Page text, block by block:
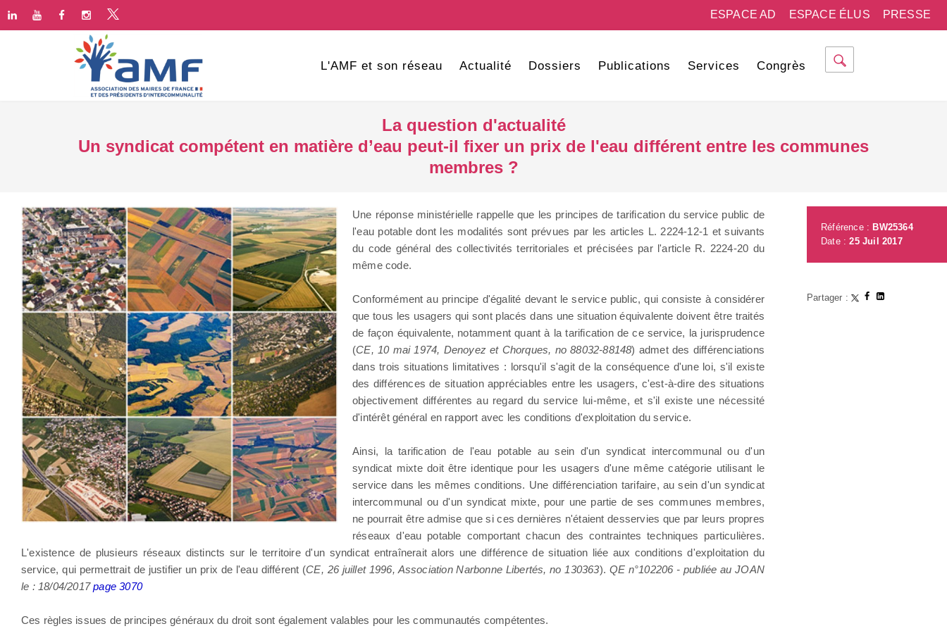
PRESSE
ESPACE ÉLUS
ESPACE AD
L'AMF et son réseau Actualité Dossiers Publications Services Congrès
La question d'actualité
Un syndicat compétent en matière d’eau peut-il fixer un prix de l'eau différent entre les communes
membres ?
Une réponse ministérielle rappelle que les principes de tarification du service public de
l'eau potable dont les modalités sont prévues par les articles L. 2224-12-1 et suivants
du code général des collectivités territoriales et précisées par l'article R. 2224-20 du
même code.
Conformément au principe d'égalité devant le service public, qui consiste à considérer
que tous les usagers qui sont placés dans une situation équivalente doivent être traités
de façon équivalente, notamment quant à la tarification de ce service, la jurisprudence
(CE, 10 mai 1974, Denoyez et Chorques, no 88032-88148) admet des différenciations
dans trois situations limitatives : lorsqu'il s'agit de la conséquence d'une loi, s'il existe
des différences de situation appréciables entre les usagers, c'est-à-dire des situations
objectivement différentes au regard du service lui-même, et s'il existe une nécessité
d'intérêt général en rapport avec les conditions d'exploitation du service.
Ainsi, la tarification de l'eau potable au sein d'un syndicat intercommunal ou d'un
syndicat mixte doit être identique pour les usagers d'une même catégorie utilisant le
service dans les mêmes conditions. Une différenciation tarifaire, au sein d'un syndicat
intercommunal ou d'un syndicat mixte, pour une partie de ses communes membres,
ne pourrait être admise que si ces dernières n'étaient desservies que par leurs propres
réseaux d'eau potable comportant chacun des contraintes techniques particulières.
L'existence de plusieurs réseaux distincts sur le territoire d'un syndicat entraînerait alors une différence de situation liée aux conditions d'exploitation du
service, qui permettrait de justifier un prix de l'eau différent (CE, 26 juillet 1996, Association Narbonne Libertés, no 130363). QE n°102206 - publiée au JOAN
le : 18/04/2017page 3070
Ces règles issues de principes généraux du droit sont également valables pour les communautés compétentes.
Référence : BW25364
Date :25 Juil 2017
Partager :